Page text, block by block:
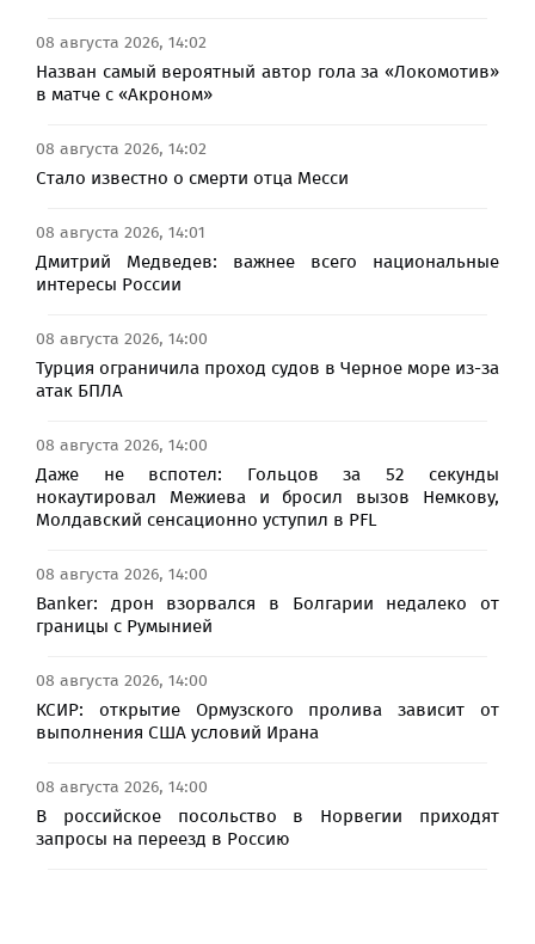
08 августа 2026, 14:02
Назван самый вероятный автор гола за «Локомотив»
в матче с «Акроном»
08 августа 2026, 14:02
Стало известно о смерти отца Месси
08 августа 2026, 14:01
Дмитрий Медведев: важнее всего национальные
интересы России
08 августа 2026, 14:00
Турция ограничила проход судов в Черное море из-за
атак БПЛА
08 августа 2026, 14:00
Даже не вспотел: Гольцов за 52 секунды
нокаутировал Межиева и бросил вызов Немкову,
Молдавский сенсационно уступил в PFL
08 августа 2026, 14:00
Banker: дрон взорвался в Болгарии недалеко от
границы с Румынией
08 августа 2026, 14:00
КСИР: открытие Ормузского пролива зависит от
выполнения США условий Ирана
08 августа 2026, 14:00
В российское посольство в Норвегии приходят
запросы на переезд в Россию